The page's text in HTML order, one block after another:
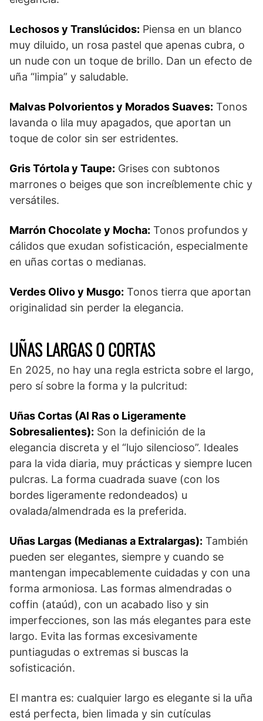
Lechosos y Translúcidos: Piensa en un blanco
muy diluido, un rosa pastel que apenas cubra, o
un nude con un toque de brillo. Dan un efecto de
uña “limpia” y saludable.
Malvas Polvorientos y Morados Suaves: Tonos
lavanda o lila muy apagados, que aportan un
toque de color sin ser estridentes.
Gris Tórtola y Taupe: Grises con subtonos
marrones o beiges que son increíblemente chic y
versátiles.
Marrón Chocolate y Mocha: Tonos profundos y
cálidos que exudan sofisticación, especialmente
en uñas cortas o medianas.
Verdes Olivo y Musgo: Tonos tierra que aportan
originalidad sin perder la elegancia.
UÑAS LARGAS O CORTAS
En 2025, no hay una regla estricta sobre el largo,
pero sí sobre la forma y la pulcritud:
Uñas Cortas (Al Ras o Ligeramente
Sobresalientes): Son la definición de la
elegancia discreta y el “lujo silencioso”. Ideales
para la vida diaria, muy prácticas y siempre lucen
pulcras. La forma cuadrada suave (con los
bordes ligeramente redondeados) u
ovalada/almendrada es la preferida.
Uñas Largas (Medianas a Extralargas): También
pueden ser elegantes, siempre y cuando se
mantengan impecablemente cuidadas y con una
forma armoniosa. Las formas almendradas o
coffin (ataúd), con un acabado liso y sin
imperfecciones, son las más elegantes para este
largo. Evita las formas excesivamente
puntiagudas o extremas si buscas la
sofisticación.
El mantra es: cualquier largo es elegante si la uña
está perfecta, bien limada y sin cutículas